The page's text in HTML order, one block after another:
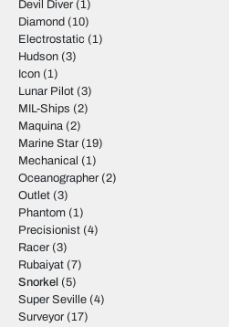
Devil Diver (1)
Diamond (10)
Electrostatic (1)
Hudson (3)
Icon (1)
Lunar Pilot (3)
MIL-Ships (2)
Maquina (2)
Marine Star (19)
Mechanical (1)
Oceanographer (2)
Outlet (3)
Phantom (1)
Precisionist (4)
Racer (3)
Rubaiyat (7)
Snorkel (5)
Super Seville (4)
Surveyor (17)